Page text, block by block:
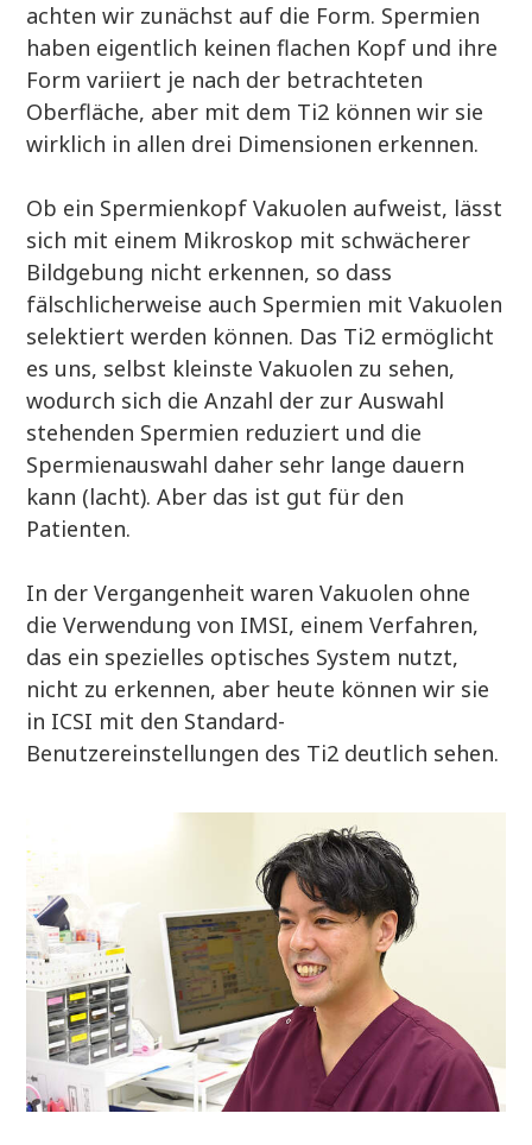
achten wir zunächst auf die Form. Spermien
haben eigentlich keinen flachen Kopf und ihre
Form variiert je nach der betrachteten
Oberfläche, aber mit dem Ti2 können wir sie
wirklich in allen drei Dimensionen erkennen.
Ob ein Spermienkopf Vakuolen aufweist, lässt
sich mit einem Mikroskop mit schwächerer
Bildgebung nicht erkennen, so dass
fälschlicherweise auch Spermien mit Vakuolen
selektiert werden können. Das Ti2 ermöglicht
es uns, selbst kleinste Vakuolen zu sehen,
wodurch sich die Anzahl der zur Auswahl
stehenden Spermien reduziert und die
Spermienauswahl daher sehr lange dauern
kann (lacht). Aber das ist gut für den
Patienten.
In der Vergangenheit waren Vakuolen ohne
die Verwendung von IMSI, einem Verfahren,
das ein spezielles optisches System nutzt,
nicht zu erkennen, aber heute können wir sie
in ICSI mit den Standard-
Benutzereinstellungen des Ti2 deutlich sehen.